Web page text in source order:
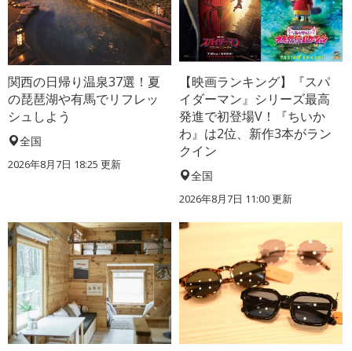
関西の日帰り温泉37選！夏
の琵琶湖や有馬でリフレッ
シュしよう
全国
2026年8月7日 18:25 更新
【映画ランキング】『スパ
イダーマン』シリーズ最高
発進で初登場V！『ちいか
わ』は2位、新作3本がラン
クイン
全国
2026年8月7日 11:00更新